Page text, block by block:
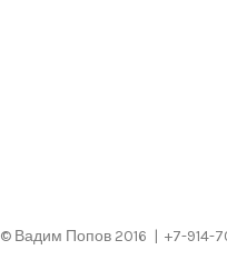
© Вадим Попов 2016 | +7-914-